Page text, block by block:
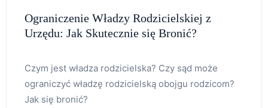
Ograniczenie Władzy Rodzicielskiej z
Urzędu: Jak Skutecznie się Bronić?
Czym jest władza rodzicielska? Czy sąd może
ograniczyć władzę rodzicielską obojgu rodzicom?
Jak się bronić?